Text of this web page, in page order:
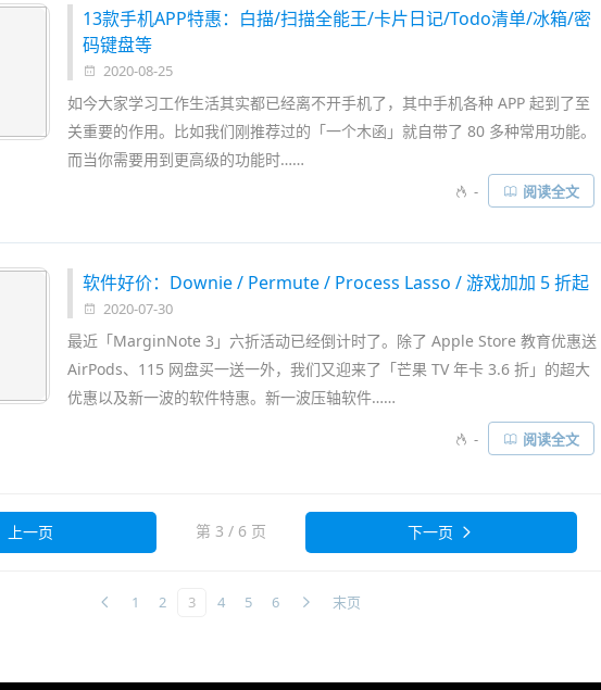
13款手机APP特惠：白描/扫描全能王/卡片日记/Todo清单/冰箱/密
码键盘等
2020-08-25
如今大家学习工作生活其实都已经离不开手机了，其中手机各种 APP 起到了至
关重要的作用。比如我们刚推荐过的「一个木函」就自带了 80 多种常用功能。
而当你需要用到更高级的功能时……
- 阅读全文
软件好价：Downie / Permute / Process Lasso / 游戏加加 5 折起
2020-07-30
最近「MarginNote 3」六折活动已经倒计时了。除了 Apple Store 教育优惠送
AirPods、115 网盘买一送一外，我们又迎来了「芒果 TV 年卡 3.6 折」的超大
优惠以及新一波的软件特惠。新一波压轴软件……
- 阅读全文
上一页 第 3 / 6 页 下一页
1 2 3 4 5 6 末页